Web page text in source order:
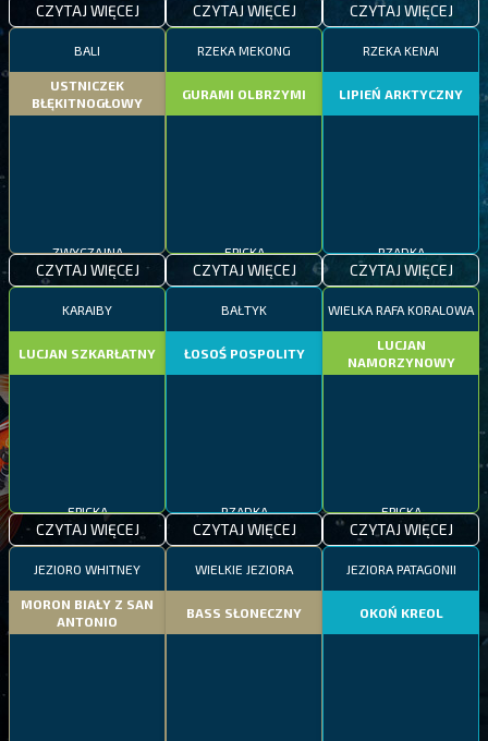
CZYTAJ WIĘCEJ CZYTAJ WIĘCEJ CZYTAJ WIĘCEJ
BALI
USTNICZEK
BŁĘKITNOGŁOWY
CZYTAJ WIĘCEJ
RZEKA MEKONG
GURAMI OLBRZYMI
EPICKA
CZYTAJ WIĘCEJ
RZEKA KENAI
LIPIEŃ ARKTYCZNY
CZYTAJ WIĘCEJ
KARAIBY
LUCJAN SZKARŁATNY
EPICKA
CZYTAJ WIĘCEJ
BAŁTYK
ŁOSOŚ POSPOLITY
RZADKA
CZYTAJ WIĘCEJ
WIELKA RAFA KORALOWA
LUCJAN
NAMORZYNOWY
EPICKA
CZYTAJ WIĘCEJ
JEZIORO WHITNEY
MORON BIAŁY Z SAN
ANTONIO
WIELKIE JEZIORA
BASS SŁONECZNY
JEZIORA PATAGONII
OKOŃ KREOL